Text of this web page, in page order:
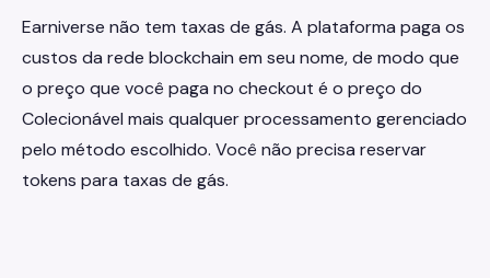
Earniverse não tem taxas de gás. A plataforma paga os
custos da rede blockchain em seu nome, de modo que
o preço que você paga no checkout é o preço do
Colecionável mais qualquer processamento gerenciado
pelo método escolhido. Você não precisa reservar
tokens para taxas de gás.